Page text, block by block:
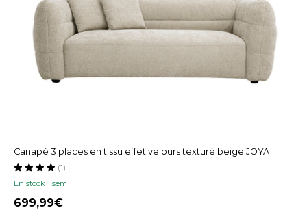
Canapé 3 places en tissu effet velours texturé beige JOYA
En stock 1 sem
(1)
699,99